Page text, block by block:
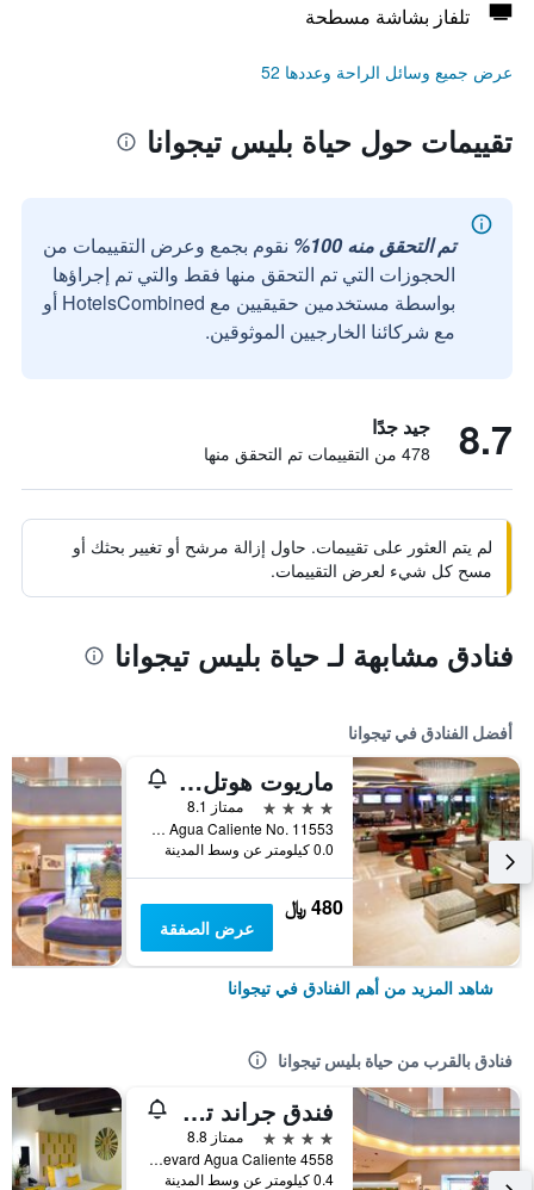
تلفاز بشاشة مسطحة
عرض جميع وسائل الراحة وعددها 52
تقييمات حول حياة بليس تيجوانا
تم التحقق منه 100%
نقوم بجمع وعرض التقييمات من
الحجوزات التي تم التحقق منها فقط والتي تم إجراؤها
بواسطة مستخدمين حقيقيين مع HotelsCombined أو
مع شركائنا الخارجيين الموثوقين.
8.7 جيد جدًا
478 من التقييمات تم التحقق منها
لم يتم العثور على تقييمات. حاول إزالة مرشح أو تغيير بحثك أو
مسح كل شيء لعرض التقييمات.
فنادق مشابهة لـ حياة بليس تيجوانا
أفضل الفنادق في تيجوانا
ماريوت هوتل تيجوانا
4 نجوم
ممتاز 8.1
Boulevard Agua Caliente No. 11553, تيجوانا, ولاية باها كاليفورنيا, المكسيك
0.0 كيلومتر عن وسط المدينة
480 ﷼
عرض الصفقة
شاهد المزيد من أهم الفنادق في تيجوانا
فنادق بالقرب من حياة بليس تيجوانا
فندق جراند تيجوانا
4 نجوم
ممتاز 8.8
Boulevard Agua Caliente 4558, تيجوانا, ولاية باها كاليفورنيا, المكسيك
0.4 كيلومتر عن وسط المدينة